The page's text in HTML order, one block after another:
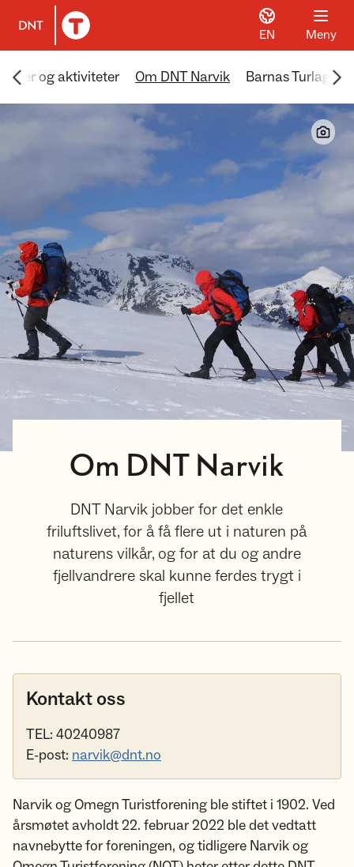
Til DNT.no forside
EN Meny
Scroll menyen mot venstre
turer og aktiviteter Om DNT Narvik Barnas Turlag
Om DNT Narvik
DNT Narvik jobber for det enkle
friluftslivet, for å få flere ut i naturen på
naturens vilkår, og for at du og andre
fjellvandrere skal kunne ferdes trygt i
fjellet
Kontakt oss
TEL: 40240987
E-post: narvik@dnt.no
Narvik og Omegn Turistforening ble stiftet i 1902. Ved
årsmøtet avholdt 22. februar 2022 ble det vedtatt
navnebytte for foreningen, og tidligere Narvik og